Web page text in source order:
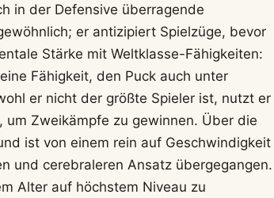
in der Defensive überragende
er antizipiert Spielzüge, bevor
Stärke mit Weltklasse-Fähigkeiten:
Fähigkeit, den Puck auch unter
er nicht der größte Spieler ist, nutzt er
Zweikämpfe zu gewinnen. Über die
ist von einem rein auf Geschwindigkeit
und cerebraleren Ansatz übergegangen.
Alter auf höchstem Niveau zu